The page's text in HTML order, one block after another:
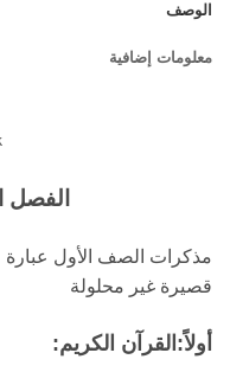
الوصف
معلومات إضافية
الفصل
مذكرات الصف الأول عبارة
قصيرة غير محلولة
أولاً:القرآن الكريم: